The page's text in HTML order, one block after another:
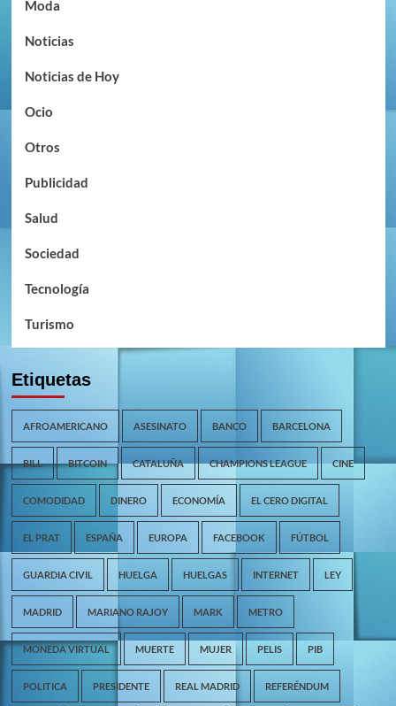
Moda
Noticias
Noticias de Hoy
Ocio
Otros
Publicidad
Salud
Sociedad
Tecnología
Turismo
Etiquetas
AFROAMERICANO ASESINATO BANCO BARCELONA
BILL BITCOIN CATALUÑA CHAMPIONS LEAGUE CINE
COMODIDAD DINERO ECONOMÍA EL CERO DIGITAL
EL PRAT ESPAÑA EUROPA FACEBOOK FÚTBOL
GUARDIA CIVIL HUELGA HUELGAS INTERNET LEY
MADRID MARIANO RAJOY MARK METRO
MONEDA VIRTUAL MUERTE MUJER PELIS PIB
POLITICA PRESIDENTE REAL MADRID REFERÉNDUM